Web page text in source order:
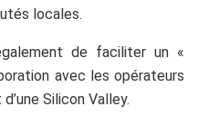
locales.
de faciliter un «
avec les opérateurs
Silicon Valley.